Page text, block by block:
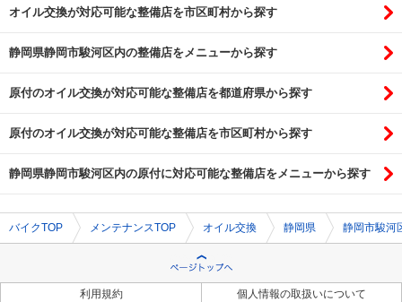
オイル交換が対応可能な整備店を市区町村から探す
静岡県静岡市駿河区内の整備店をメニューから探す
原付のオイル交換が対応可能な整備店を都道府県から探す
原付のオイル交換が対応可能な整備店を市区町村から探す
静岡県静岡市駿河区内の原付に対応可能な整備店をメニューから探す
バイクTOP メンテナンスTOP オイル交換 静岡県 静岡市駿河
利用規約 個人情報の取扱いについて